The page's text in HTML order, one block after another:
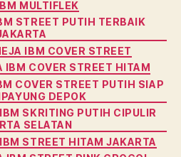
MULTIFLEK
STREET PUTIH TERBAIK
IBM COVER STREET
IBM COVER STREET HITAM
COVER STREET PUTIH SIAP
DEPOK
SKRITING PUTIH CIPULIR
SELATAN
STREET HITAM JAKARTA